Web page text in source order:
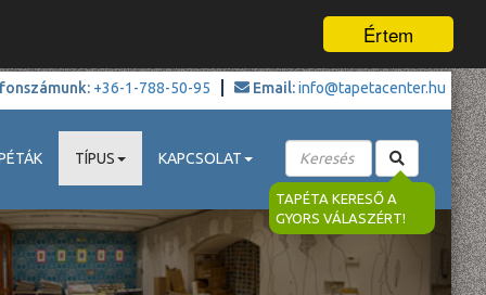
Értem
+36-1-788-50-95 Email:info@tapetacenter.hu
TÍPUS KAPCSOLAT
TAPÉTA KERESŐ A
GYORS VÁLASZÉRT!